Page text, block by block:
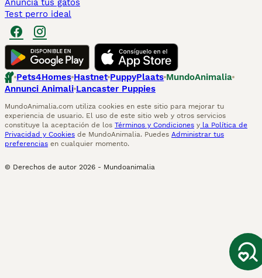
Anuncia tus gatos
Test perro ideal
Pets4Homes Hastnet PuppyPlaats MundoAnimalia
Annunci Animali Lancaster Puppies
MundoAnimalia.com utiliza cookies en este sitio para mejorar tu
experiencia de usuario. El uso de este sitio web y otros servicios
constituye la aceptación de los Términos y Condiciones y la Política de
Privacidad y Cookies de MundoAnimalia. Puedes Administrar tus
preferencias en cualquier momento.
© Derechos de autor 2026 - Mundoanimalia